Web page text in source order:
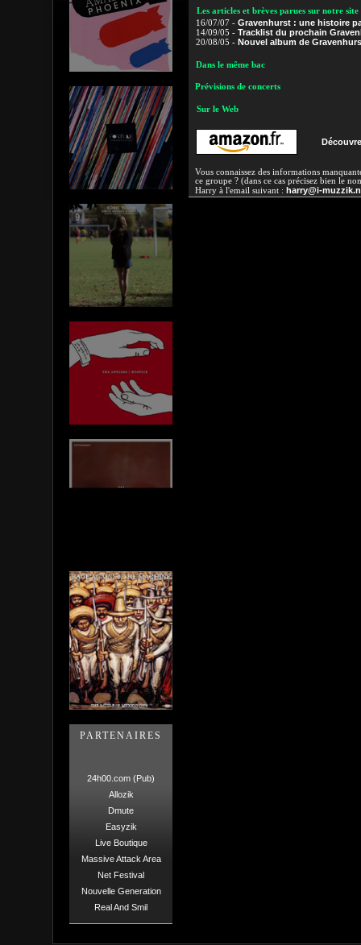
PARTENAIRES
24h00.com (Pub)
Allozik
Dmute
Easyzik
Live Boutique
Massive Attack Area
Net Festival
Nouvelle Generation
Real And Smil
Les articles et brèves parues sur notre site
16/07/07 - Gravenhurst : une histoire
14/09/05 - Tracklist du prochain
20/08/05 - Nouvel album de
Dans le même bac
Prévisions de concerts
Sur le Web
Vous connaissez des informations
ce groupe ? (dans ce cas précisez bien le
Harry à l'email suivant : harry@i-